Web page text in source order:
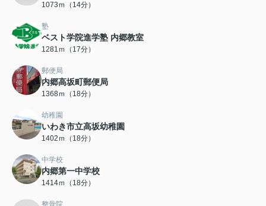
1073ｍ（14分）
塾
ベスト学院進学塾 内郷教室
1281ｍ（17分）
郵便局
内郷高坂町郵便局
1368ｍ（18分）
幼稚園
いわき市立高坂幼稚園
1402ｍ（18分）
中学校
内郷第一中学校
1414ｍ（18分）